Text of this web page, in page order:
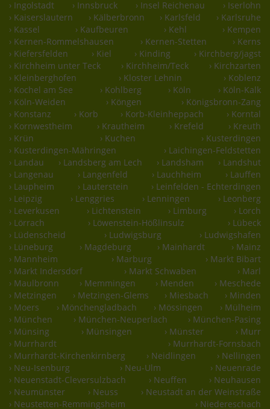
› Ingolstadt
› Innsbruck › Insel Reichenau
› Iserlohn
› Kaiserslautern
› Kälberbronn › Karlsfeld
› Karlsruhe
› Kassel
› Kaufbeuren › Kehl
› Kempen
› Kernen-Rommelshausen
› Kernen-Stetten
› Kerns
› Kiefersfelden
› Kiel › Kinding
› Kirchberg/jagst
› Kirchheim unter Teck
› Kirchheim/Teck
› Kirchzarten
› Kleinberghofen
› Kloster Lehnin
› Koblenz
› Kochel am See
› Kohlberg › Köln
› Köln-Kalk
› Köln-Weiden
› Köngen
› Königsbronn-Zang
› Konstanz
› Korb › Korb-Kleinheppach
› Korntal
› Kornwestheim
› Krautheim › Krefeld
› Kreuth
› Krün
› Kuchen
› Kusterdingen
› Kusterdingen-Mähringen
› Laichingen-Feldstetten
› Landau
› Landsberg am Lech › Landsham
› Landshut
› Langenau
› Langenfeld › Lauchheim
› Lauffen
› Laupheim
› Lauterstein
› Leinfelden - Echterdingen
› Leipzig
› Lenggries › Lenningen
› Leonberg
› Leverkusen
› Lichtenstein › Limburg
› Lorch
› Lörrach
› Löwenstein-Hößlinsulz
› Lübeck
› Lüdenscheid
› Ludwigsburg
› Ludwigshafen
› Lüneburg
› Magdeburg › Mainhardt
› Mainz
› Mannheim
› Marburg
› Markt Bibart
› Markt Indersdorf
› Markt Schwaben
› Marl
› Maulbronn
› Memmingen › Menden
› Meschede
› Metzingen
› Metzingen-Glems › Miesbach
› Minden
› Moers
› Mönchengladbach › Mössingen
› Mülheim
› München
› München-Neuperlach
› München-Pasing
› Münsing
› Münsingen › Münster
› Murr
› Murrhardt
› Murrhardt-Fornsbach
› Murrhardt-Kirchenkirnberg
› Neidlingen
› Nellingen
› Neu-Isenburg
› Neu-Ulm
› Neuenrade
› Neuenstadt-Cleversulzbach
› Neuffen
› Neuhausen
› Neumünster
› Neuss
› Neustadt an der Weinstraße
› Neustetten-Remmingsheim
› Niedereschach